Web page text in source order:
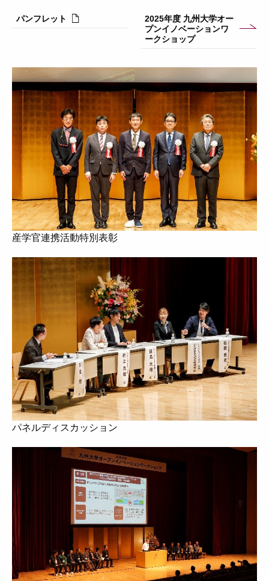
パンフレット
2025年度 九州大学オー
プンイノベーションワ
ークショップ
産学官連携活動特別表彰
パネルディスカッション